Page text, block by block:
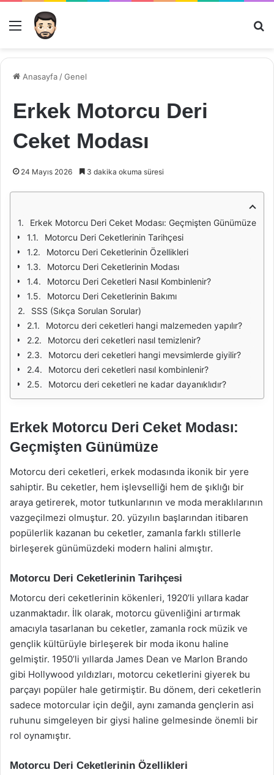
Menü
Anasayfa /Genel
Erkek Motorcu Deri
Ceket Modası
24 Mayıs 2026 3 dakika okuma süresi
Erkek Motorcu Deri Ceket Modası: Geçmişten Günümüze
Motorcu Deri Ceketlerinin Tarihçesi
Motorcu Deri Ceketlerinin Özellikleri
Motorcu Deri Ceketlerinin Modası
Motorcu Deri Ceketleri Nasıl Kombinlenir?
Motorcu Deri Ceketlerinin Bakımı
SSS (Sıkça Sorulan Sorular)
Motorcu deri ceketleri hangi malzemeden yapılır?
Motorcu deri ceketleri nasıl temizlenir?
Motorcu deri ceketleri hangi mevsimlerde giyilir?
Motorcu deri ceketleri nasıl kombinlenir?
Motorcu deri ceketleri ne kadar dayanıklıdır?
Erkek Motorcu Deri Ceket Modası:
Geçmişten Günümüze
Motorcu deri ceketleri, erkek modasında ikonik bir yere
sahiptir. Bu ceketler, hem işlevselliği hem de şıklığı bir
araya getirerek, motor tutkunlarının ve moda meraklılarının
vazgeçilmezi olmuştur. 20. yüzyılın başlarından itibaren
popülerlik kazanan bu ceketler, zamanla farklı stillerle
birleşerek günümüzdeki modern halini almıştır.
Motorcu Deri Ceketlerinin Tarihçesi
Motorcu deri ceketlerinin kökenleri, 1920’li yıllara kadar
uzanmaktadır. İlk olarak, motorcu güvenliğini artırmak
amacıyla tasarlanan bu ceketler, zamanla rock müzik ve
gençlik kültürüyle birleşerek bir moda ikonu haline
gelmiştir. 1950’li yıllarda James Dean ve Marlon Brando
gibi Hollywood yıldızları, motorcu ceketlerini giyerek bu
parçayı popüler hale getirmiştir. Bu dönem, deri ceketlerin
sadece motorcular için değil, aynı zamanda gençlerin asi
ruhunu simgeleyen bir giysi haline gelmesinde önemli bir
rol oynamıştır.
Motorcu Deri Ceketlerinin Özellikleri